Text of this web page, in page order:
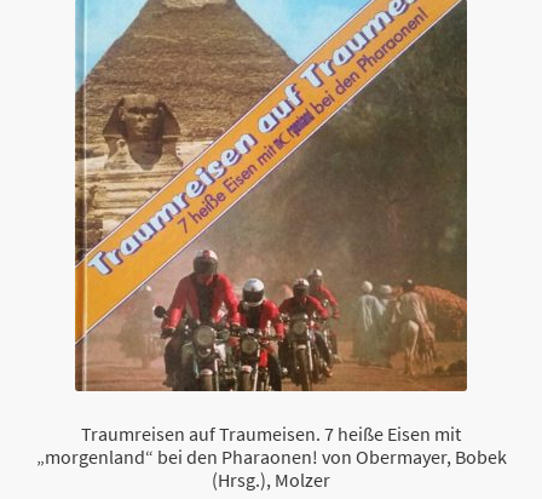
Traumreisen auf Traumeisen. 7 heiße Eisen mit
„morgenland“ bei den Pharaonen! von Obermayer, Bobek
(Hrsg.), Molzer